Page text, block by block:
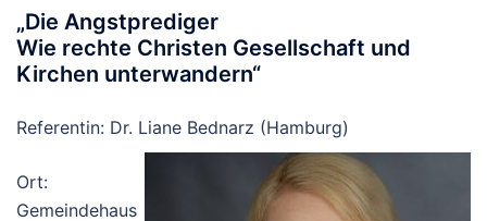
„Die Angstprediger
Wie rechte Christen Gesellschaft und
Kirchen unterwandern“
Referentin: Dr. Liane Bednarz (Hamburg)
Ort:
Gemeindehaus